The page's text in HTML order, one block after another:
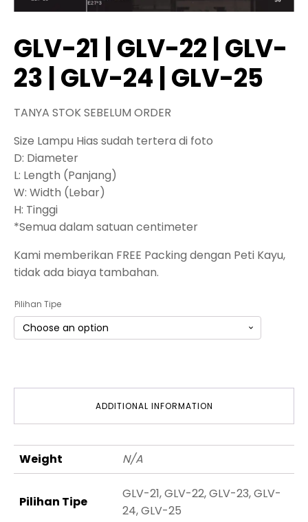
GLV-21 | GLV-22 | GLV-
23 | GLV-24 | GLV-25
TANYA STOK SEBELUM ORDER
Size Lampu Hias sudah tertera di foto
D: Diameter
L: Length (Panjang)
W: Width (Lebar)
H: Tinggi
*Semua dalam satuan centimeter
Kami memberikan FREE Packing dengan Peti Kayu,
tidak ada biaya tambahan.
Pilihan Tipe
ADDITIONAL INFORMATION
Weight N/A
Pilihan Tipe
GLV-21, GLV-22, GLV-23, GLV-
24, GLV-25